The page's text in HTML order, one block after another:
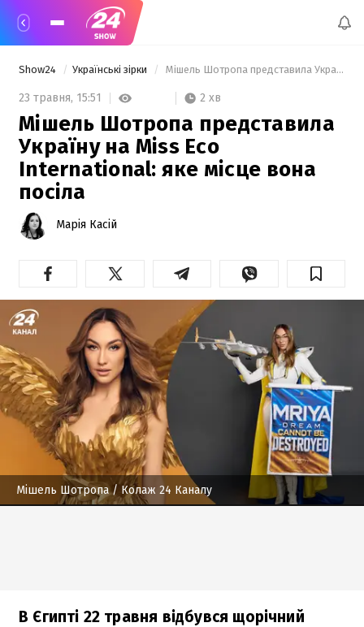
Show24 Українські зірки Мішель Шотропа представила Україну на Miss Eco International: яке місце вона посіла
23 травня, 15:51 2 хв
Мішель Шотропа представила
Україну на Miss Eco
International: яке місце вона
посіла
Марія Касій
Мішель Шотропа/ Колаж 24 Каналу
В Єгипті 22 травня відбувся щорічний